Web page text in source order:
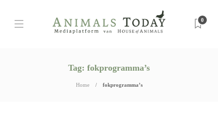
0
Tag: fokprogramma’s
Home fokprogramma’s